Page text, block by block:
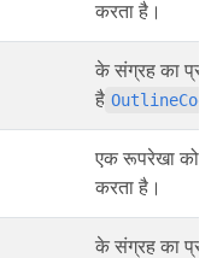
करता है।
के संग्रह का
है OutlineCode
एक रूपरेखा कोड
करता है।
के संग्रह का